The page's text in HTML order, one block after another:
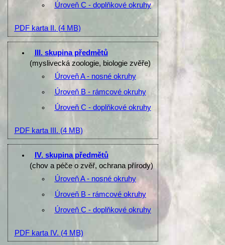
Úroveň C - doplňkové okruhy
PDF karta II. (4 MB)
III. skupina předmětů
(myslivecká zoologie, biologie zvěře)
Úroveň A - nosné okruhy
Úroveň B - rámcové okruhy
Úroveň C - doplňkové okruhy
PDF karta III. (4 MB)
IV. skupina předmětů
(chov a péče o zvěř, ochrana přírody)
Úroveň A - nosné okruhy
Úroveň B - rámcové okruhy
Úroveň C - doplňkové okruhy
PDF karta IV. (4 MB)